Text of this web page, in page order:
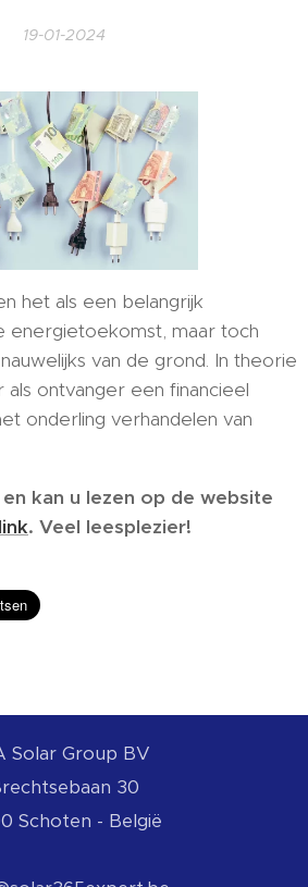
19-01-2024
het als een belangrijk
energietoekomst, maar toch
van de grond. In theorie
ontvanger een financieel
onderling verhandelen van
kan u lezen op de website
. Veel leesplezier!
Solar Group BV
30
Schoten - België